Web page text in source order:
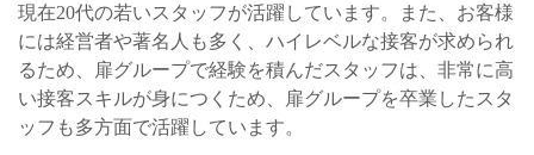
現在20代の若いスタッフが活躍しています。また、お客様
には経営者や著名人も多く、ハイレベルな接客が求められ
るため、扉グループで経験を積んだスタッフは、非常に高
い接客スキルが身につくため、扉グループを卒業したスタ
ッフも多方面で活躍しています。